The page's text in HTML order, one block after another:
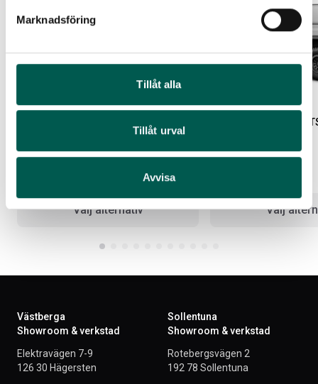
Marknadsföring
Tillåt alla
Tillåt urval
Avvisa
Artikelnr:FO3011
Välj alternativ
SMARTCAP
Artikelnr:FO3116
Välj
Västberga
Showroom & verkstad
Elektravägen 7-9
126 30 Hägersten
Sollentuna
Showroom & verkstad
Rotebergsvägen 2
192 78 Sollentuna